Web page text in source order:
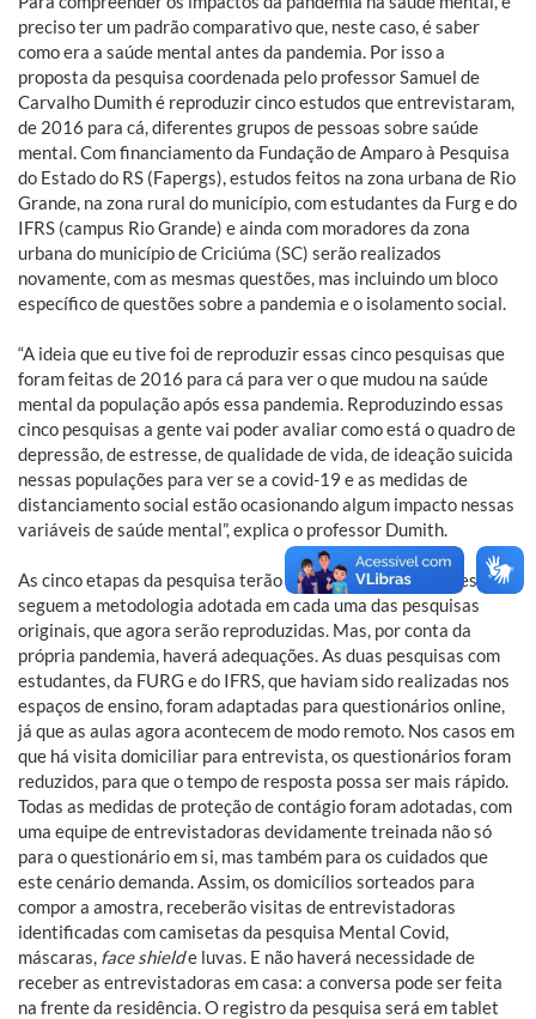
preciso ter um padrão comparativo que, neste caso, é saber
como era a saúde mental antes da pandemia. Por isso a
proposta da pesquisa coordenada pelo professor Samuel de
Carvalho Dumith é reproduzir cinco estudos que entrevistaram,
de 2016 para cá, diferentes grupos de pessoas sobre saúde
mental. Com financiamento da Fundação de Amparo à Pesquisa
do Estado do RS (Fapergs), estudos feitos na zona urbana de Rio
Grande, na zona rural do município, com estudantes da Furg e do
IFRS (campus Rio Grande) e ainda com moradores da zona
urbana do município de Criciúma (SC) serão realizados
novamente, com as mesmas questões, mas incluindo um bloco
específico de questões sobre a pandemia e o isolamento social.
“A ideia que eu tive foi de reproduzir essas cinco pesquisas que
foram feitas de 2016 para cá para ver o que mudou na saúde
mental da população após essa pandemia. Reproduzindo essas
cinco pesquisas a gente vai poder avaliar como está o quadro de
depressão, de estresse, de qualidade de vida, de ideação suicida
nessas populações para ver se a covid-19 e as medidas de
distanciamento social estão ocasionando algum impacto nessas
variáveis de saúde mental”, explica o professor Dumith.
As cinco etapas da pesquisa terão metodologias diferentes, pois
seguem a metodologia adotada em cada uma das pesquisas
originais, que agora serão reproduzidas. Mas, por conta da
própria pandemia, haverá adequações. As duas pesquisas com
estudantes, da FURG e do IFRS, que haviam sido realizadas nos
espaços de ensino, foram adaptadas para questionários online,
já que as aulas agora acontecem de modo remoto. Nos casos em
que há visita domiciliar para entrevista, os questionários foram
reduzidos, para que o tempo de resposta possa ser mais rápido.
Todas as medidas de proteção de contágio foram adotadas, com
uma equipe de entrevistadoras devidamente treinada não só
para o questionário em si, mas também para os cuidados que
este cenário demanda. Assim, os domicílios sorteados para
compor a amostra, receberão visitas de entrevistadoras
identificadas com camisetas da pesquisa Mental Covid,
máscaras, face shielde luvas. E não haverá necessidade de
receber as entrevistadoras em casa: a conversa pode ser feita
na frente da residência. O registro da pesquisa será em tablet